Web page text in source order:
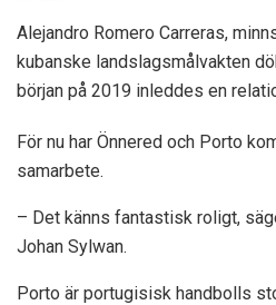
Alejandro Romero Carreras,
kubanske landslagsmålvakten
början på 2019 inleddes en
För nu har Önnered och Porto
samarbete.
– Det känns fantastisk roligt,
Johan Sylwan.
Porto är portugisisk handbolls